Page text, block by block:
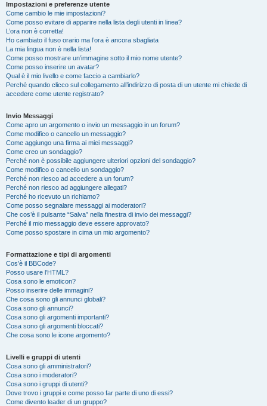
Impostazioni e preferenze utente
Come cambio le mie impostazioni?
Come posso evitare di apparire nella lista degli utenti in linea?
L’ora non è corretta!
Ho cambiato il fuso orario ma l’ora è ancora sbagliata
La mia lingua non è nella lista!
Come posso mostrare un’immagine sotto il mio nome utente?
Come posso inserire un avatar?
Qual è il mio livello e come faccio a cambiarlo?
Perché quando clicco sul collegamento all’indirizzo di posta di un utente mi chiede di
accedere come utente registrato?
Invio Messaggi
Come apro un argomento o invio un messaggio in un forum?
Come modifico o cancello un messaggio?
Come aggiungo una firma ai miei messaggi?
Come creo un sondaggio?
Perché non è possibile aggiungere ulteriori opzioni del sondaggio?
Come modifico o cancello un sondaggio?
Perché non riesco ad accedere a un forum?
Perché non riesco ad aggiungere allegati?
Perché ho ricevuto un richiamo?
Come posso segnalare messaggi ai moderatori?
Che cos’è il pulsante “Salva” nella finestra di invio dei messaggi?
Perché il mio messaggio deve essere approvato?
Come posso spostare in cima un mio argomento?
Formattazione e tipi di argomenti
Cos’è il BBCode?
Posso usare l’HTML?
Cosa sono le emoticon?
Posso inserire delle immagini?
Che cosa sono gli annunci globali?
Cosa sono gli annunci?
Cosa sono gli argomenti importanti?
Cosa sono gli argomenti bloccati?
Che cosa sono le icone argomento?
Livelli e gruppi di utenti
Cosa sono gli amministratori?
Cosa sono i moderatori?
Cosa sono i gruppi di utenti?
Dove trovo i gruppi e come posso far parte di uno di essi?
Come divento leader di un gruppo?